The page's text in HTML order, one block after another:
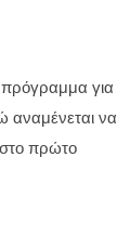
πρόγραμμα για
αναμένεται να
πρώτο